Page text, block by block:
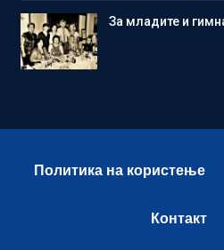
Зa младите и
Политика на користење
Контакт